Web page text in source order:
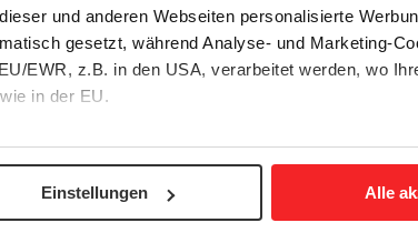
und anderen Webseiten personalisierte
gesetzt, während Analyse- und Marketing-
EWR, z.B. in den USA, verarbeitet werden, wo
in der EU.
oder beschränken auf notwendige Cookies mit
Einstellungen Alle
Bewirb Dich jetzt!
auf unkonventionelle Weise konventionellen